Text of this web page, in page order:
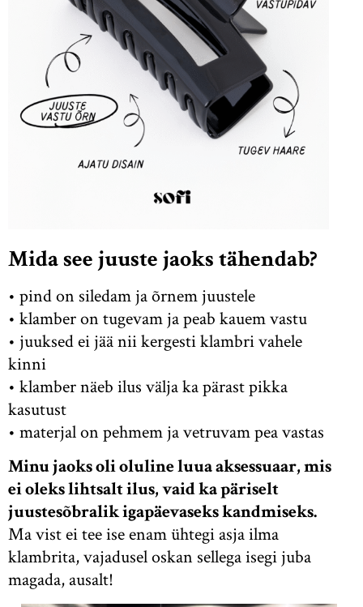
Mida see juuste jaoks tähendab?
• pind on siledam ja õrnem juustele
• klamber on tugevam ja peab kauem vastu
• juuksed ei jää nii kergesti klambri vahele
kinni
• klamber näeb ilus välja ka pärast pikka
kasutust
• materjal on pehmem ja vetruvam pea vastas
Minu jaoks oli oluline luua aksessuaar, mis
ei oleks lihtsalt ilus, vaid ka päriselt
juustesõbralik igapäevaseks kandmiseks.
Ma vist ei tee ise enam ühtegi asja ilma
klambrita, vajadusel oskan sellega isegi juba
magada, ausalt!